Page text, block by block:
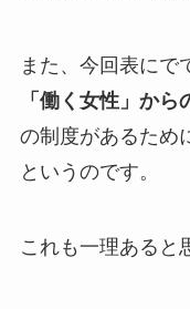
また、今回表にで
「働く女性」から
の制度があるため
というのです。
これも一理あると